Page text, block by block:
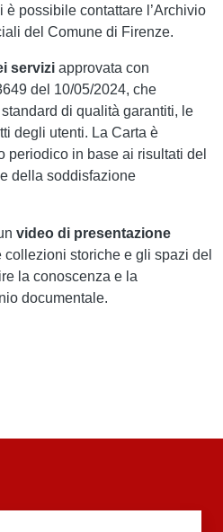
possibile contattare l’Archivio
del Comune di Firenze.
servizi approvata con
del 10/05/2024, che
di qualità garantiti, le
degli utenti. La Carta è
periodico in base ai risultati del
della soddisfazione
video di presentazione
storiche e gli spazi del
la conoscenza e la
documentale.